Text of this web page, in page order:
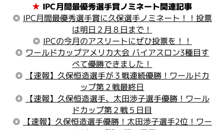
★ IPC月間最優秀選手賞ノミネート関連記事
◎ IPC月間最優秀選手賞に久保選手ノミネート！！投票
は明日２月８日まで！
◎ IPCの今月のアスリートにぜひ投票を！！
◎ ワールドカップアメリカ大会 バイアスロン3種目す
べて優勝できました！
◎ 【速報】久保恒造選手が３戦連続優勝！ワールドカ
ップ第２戦最終日
◎ 【速報】久保恒造選手、太田渉子選手優勝！ワール
ドカップ第２戦５日目
◎ 【速報】久保恒造選手優勝！太田渉子選手2位！ワー